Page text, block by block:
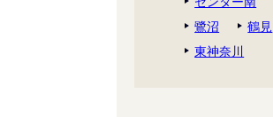
鷺沼
鶴見
東神奈川